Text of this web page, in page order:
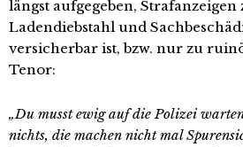
längst aufgegeben, Strafanzeigen
Ladendiebstahl und
versicherbar ist, bzw. nur zu
Tenor:
„Du musst ewig auf die Polizei
nichts, die machen nicht mal